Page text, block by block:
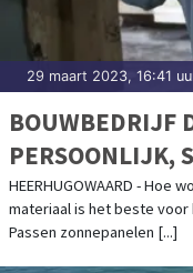
29 maart 2023, 16:41
BOUWBEDRIJF
PERSOONLIJK,
HEERHUGOWAARD - Hoe
materiaal is het beste voor
Passen zonnepanelen [...]